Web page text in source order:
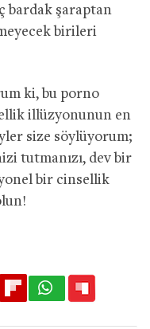
bardak şaraptan
birileri
ki, bu porno
illüzyonunun en
size söylüyorum;
tutmanızı, dev bir
bir cinsellik